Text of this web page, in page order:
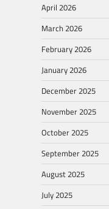
April 2026
March 2026
February 2026
January 2026
December 2025
November 2025
October 2025
September 2025
August 2025
July 2025